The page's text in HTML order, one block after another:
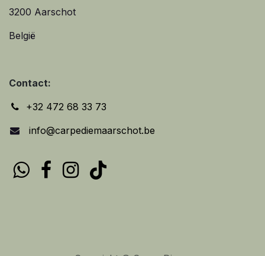
3200 Aarschot
België
Contact:
+32 472 68 33 73
info@carpediemaarschot.be